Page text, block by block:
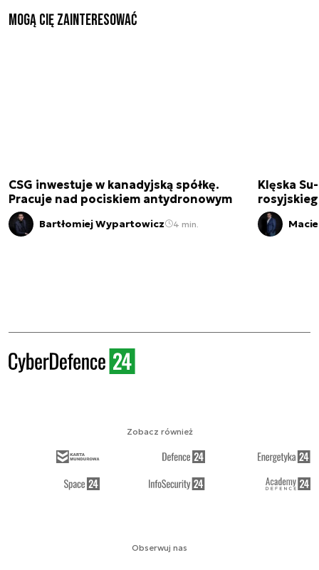
Mogą Cię zainteresować
CSG inwestuje w kanadyjską spółkę.
Pracuje nad pociskiem antydronowym
Bartłomiej Wypartowicz 4 min.
Klęska
Obserwuj nas
Zobacz również